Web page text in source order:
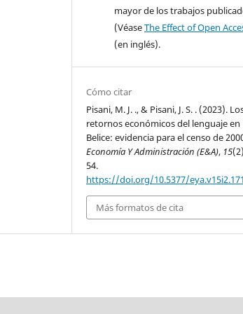
mayor de los trabajos
(VéaseThe Effect of Open
(en inglés).
Cómo citar
Pisani, M. J. ., & Pisani, J. S. . (2023).
retornos económicos del lenguaje en
Belice: evidencia para el censo de
Economía Y Administración (E&A), 15
54.
https://doi.org/10.5377/
Más formatos de cita